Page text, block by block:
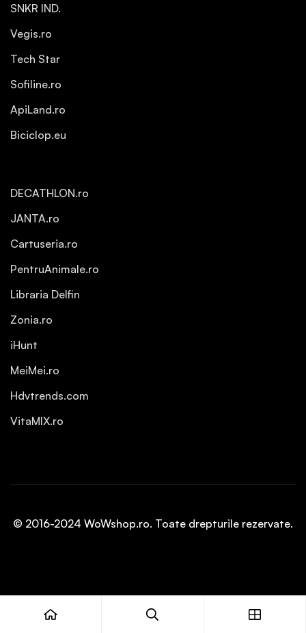
SNKR IND.
Vegis.ro
Tech Star
Sofiline.ro
ApiLand.ro
Biciclop.eu
DECATHLON.ro
JANTA.ro
Cartuseria.ro
PentruAnimale.ro
Libraria Delfin
Zonia.ro
iHunt
MeiMei.ro
Hdvtrends.com
VitaMIX.ro
© 2016-2024 WoWshop.ro. Toate drepturile rezervate.